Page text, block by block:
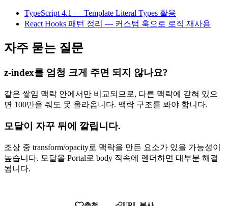
TypeScript 4.1 — Template Literal Types 활용
React Hooks 패턴 정리 — 커스텀 훅으로 로직 재사용
자주 묻는 질문
z-index를 엄청 크게 주면 되지 않나요?
같은 쌓임 맥락 안에서만 비교되므로, 다른 맥락에 갇혀 있으
면 100만을 줘도 못 올라옵니다. 맥락 구조를 봐야 합니다.
모달이 자꾸 뒤에 깔립니다.
조상 중 transform/opacity로 맥락을 만든 요소가 있을 가능성이
높습니다. 모달을 Portal로 body 직속에 렌더하면 대부분 해결
됩니다.